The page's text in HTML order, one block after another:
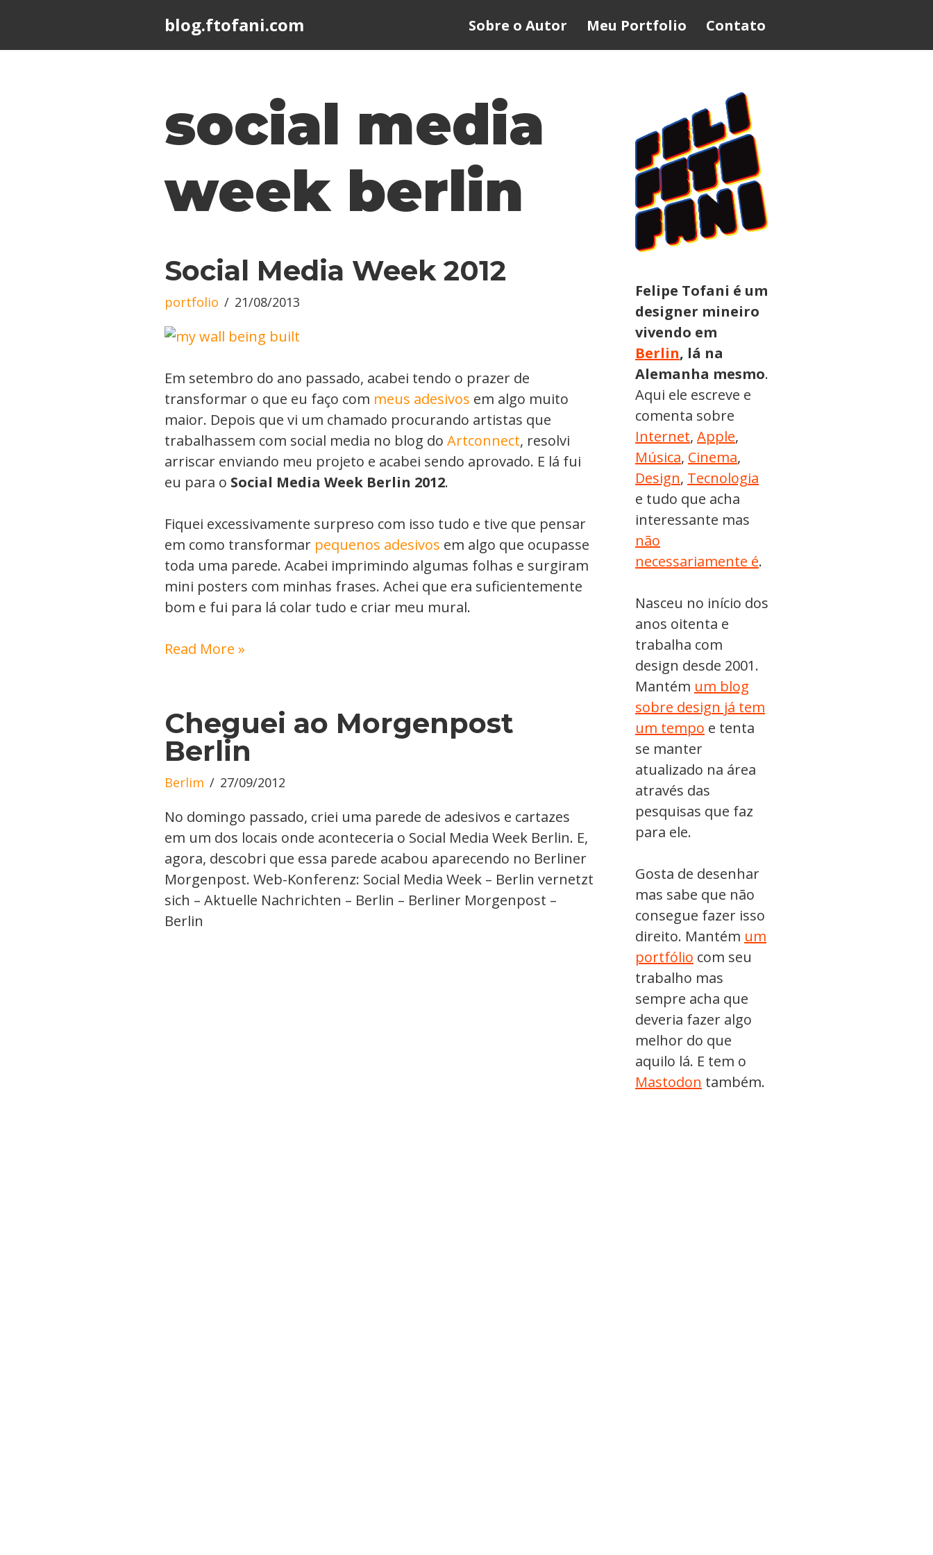
blog.ftofani.com Sobre o Autor Meu Portfolio Contato
social media
week berlin
Social Media Week 2012
portfolio 21/08/2013
Em setembro do ano passado, acabei tendo o prazer de
transformar o que eu faço com meus adesivos em algo muito
maior. Depois que vi um chamado procurando artistas que
trabalhassem com social media no blog do Artconnect, resolvi
arriscar enviando meu projeto e acabei sendo aprovado. E lá fui
eu para o Social Media Week Berlin 2012.
Fiquei excessivamente surpreso com isso tudo e tive que pensar
em como transformar pequenos adesivos em algo que ocupasse
toda uma parede. Acabei imprimindo algumas folhas e surgiram
mini posters com minhas frases. Achei que era suficientemente
bom e fui para lá colar tudo e criar meu mural.
Read More »
Cheguei ao Morgenpost
Berlin
Berlim 27/09/2012
No domingo passado, criei uma parede de adesivos e cartazes
em um dos locais onde aconteceria o Social Media Week Berlin. E,
agora, descobri que essa parede acabou aparecendo no Berliner
Morgenpost. Web-Konferenz: Social Media Week – Berlin vernetzt
sich – Aktuelle Nachrichten – Berlin – Berliner Morgenpost –
Berlin
Felipe Tofani é um
designer mineiro
vivendo em
Berlin, lá na
Alemanha mesmo.
Aqui ele escreve e
comenta sobre
Internet, Apple,
Música, Cinema,
Design, Tecnologia
e tudo que acha
interessante mas
não
necessariamente é.
Nasceu no início dos
anos oitenta e
trabalha com
design desde 2001.
Mantém um blog
sobre design já tem
um tempo e tenta
se manter
atualizado na área
através das
pesquisas que faz
para ele.
Gosta de desenhar
mas sabe que não
consegue fazer isso
direito. Mantém um
portfólio com seu
trabalho mas
sempre acha que
deveria fazer algo
melhor do que
aquilo lá. E tem o
Mastodon também.